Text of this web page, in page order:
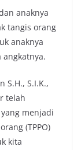
anaknya
tangis orang
anaknya
S.H., S.I.K.,
telah
menjadi
(TPPO)
kita